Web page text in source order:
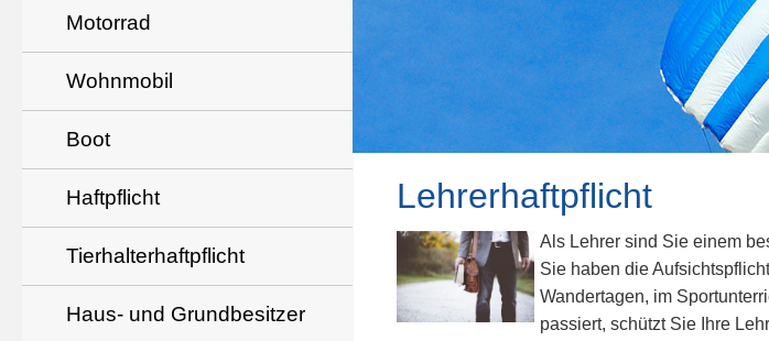
Motorrad
Wohnmobil
Boot
Haft­pflicht
Tierhalterhaftpflicht
Haus- und Grundbesitzer
Lehrerhaftpflicht
Als Lehrer sind Sie einem
Sie haben die
Wandertagen, im
passiert, schützt Sie Ihre